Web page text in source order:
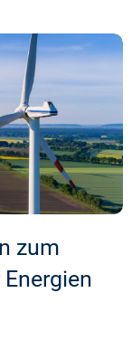
zum